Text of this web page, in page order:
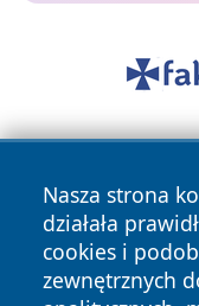
Nasza strona
działała
cookies i
zewnętrznych
Copyright © 2026